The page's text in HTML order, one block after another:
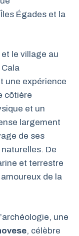
Égades et la
le village au
une expérience
côtière
et un
largement
de ses
De
et terrestre
de la
une
, célèbre